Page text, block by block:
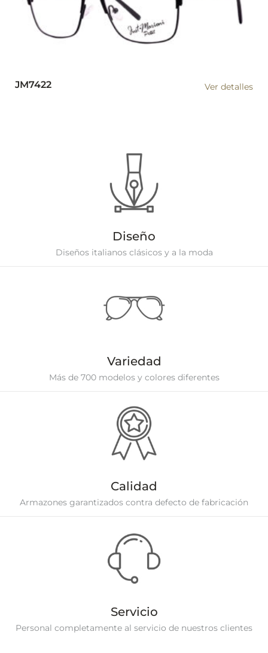
JM7422 Ver detalles
Diseño
Diseños italianos clásicos y a la moda
Variedad
Más de 700 modelos y colores diferentes
Calidad
Armazones garantizados contra defecto de fabricación
Servicio
Personal completamente al servicio de nuestros clientes